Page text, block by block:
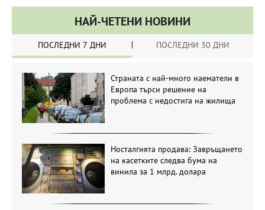
НАЙ-ЧЕТЕНИ НОВИНИ
ПОСЛЕДНИ 7 ДНИ ПОСЛЕДНИ 30 ДНИ
Страната с най-много наематели в
Европа търси решение на
проблема с недостига на жилища
Носталгията продава: Завръщането
на касетките следва бума на
винила за 1 млрд. долара